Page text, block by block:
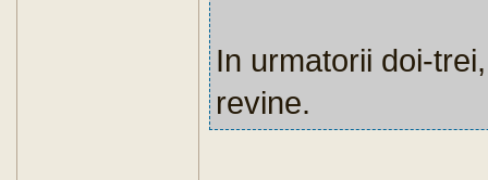
In urmatorii doi-
revine.